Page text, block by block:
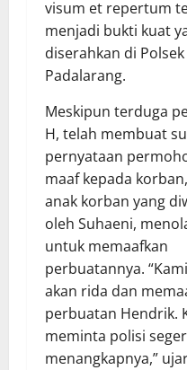
visum et repertum
menjadi bukti kuat
diserahkan di Polsek
Padalarang.
Meskipun terduga
H, telah membuat
pernyataan
maaf kepada
anak korban yang
oleh Suhaeni,
untuk memaafkan
perbuatannya.
akan rida dan
perbuatan Hendrik.
meminta polisi
menangkapnya,”